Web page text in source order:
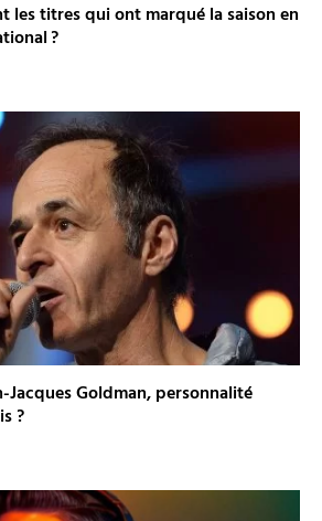
les titres qui ont marqué la saison en
?
Jacques Goldman, personnalité
?